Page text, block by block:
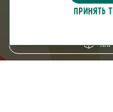
ПРИНЯТЬ